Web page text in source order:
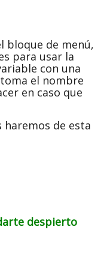
bloque de menú,
para usar la
con una
el nombre
en caso que
haremos de esta
despierto